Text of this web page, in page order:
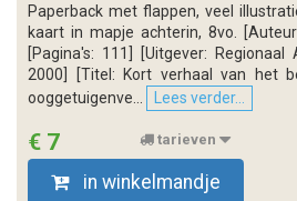
Paperback met flappen, veel
kaart in mapje achterin, 8vo.
[Pagina's: 111] [Uitgever:
2000] [Titel: Kort verhaal van het
ooggetuigenve...
Lees verder...
€ 7 tarieven
in winkelmandje